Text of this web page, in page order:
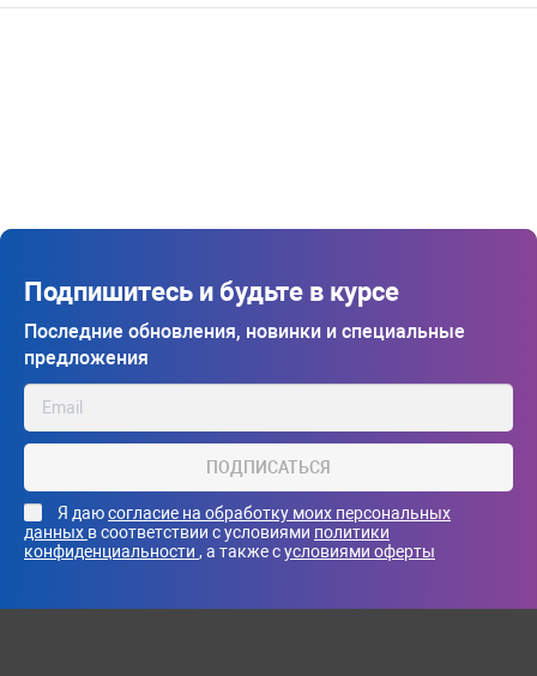
Подпишитесь и будьте в курсе
Последние обновления, новинки и специальные
предложения
ПОДПИСАТЬСЯ
Я даюсогласие на обработку моих персональных
данных в соответствии с условиями политики
конфиденциальности , а также сусловиями оферты